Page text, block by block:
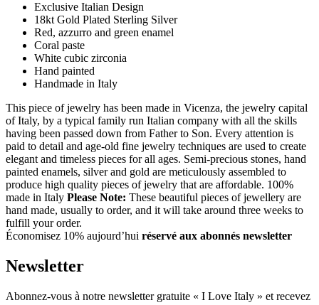
Exclusive Italian Design
18kt Gold Plated Sterling Silver
Red, azzurro and green enamel
Coral paste
White cubic zirconia
Hand painted
Handmade in Italy
This piece of jewelry has been made in Vicenza, the jewelry capital
of Italy, by a typical family run Italian company with all the skills
having been passed down from Father to Son. Every attention is
paid to detail and age-old fine jewelry techniques are used to create
elegant and timeless pieces for all ages. Semi-precious stones, hand
painted enamels, silver and gold are meticulously assembled to
produce high quality pieces of jewelry that are affordable. 100%
made in Italy Please Note: These beautiful pieces of jewellery are
hand made, usually to order, and it will take around three weeks to
fulfill your order.
Économisez 10% aujourd’hui réservé aux abonnés newsletter
Newsletter
Abonnez-vous à notre newsletter gratuite « I Love Italy » et recevez